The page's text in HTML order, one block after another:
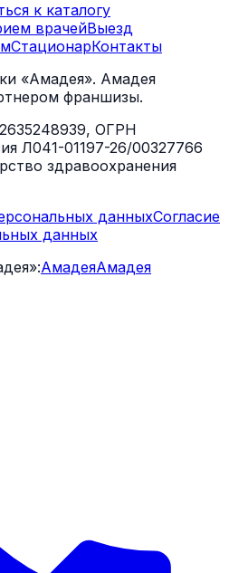
к каталогу
врачейВыезд
СтационарКонтакты
«Амадея». Амадея
франшизы.
ОГРН
Л041-01197-26/00327766
здравоохранения
данныхСогласие
данных
АмадеяАмадея